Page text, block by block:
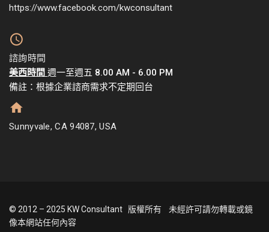
https://www.facebook.com/kwconsultant
諮詢時間
美西時間 週一至週五 8.00 AM - 6.00 PM
備註：根據企業諮商需求不定期回台
Sunnyvale, CA 94087, USA
© 2012 – 2025 KW Consultant 版權所有 未經許可請勿轉載或鏡
像本網站任何內容